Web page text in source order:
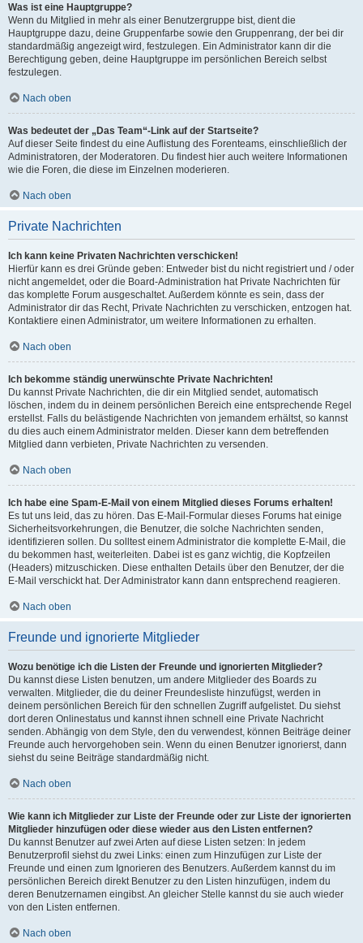
Was ist eine Hauptgruppe?
Wenn du Mitglied in mehr als einer Benutzergruppe bist, dient die
Hauptgruppe dazu, deine Gruppenfarbe sowie den Gruppenrang, der bei dir
standardmäßig angezeigt wird, festzulegen. Ein Administrator kann dir die
Berechtigung geben, deine Hauptgruppe im persönlichen Bereich selbst
festzulegen.
Nach oben
Was bedeutet der „Das Team“-Link auf der Startseite?
Auf dieser Seite findest du eine Auflistung des Forenteams, einschließlich der
Administratoren, der Moderatoren. Du findest hier auch weitere Informationen
wie die Foren, die diese im Einzelnen moderieren.
Nach oben
Private Nachrichten
Ich kann keine Privaten Nachrichten verschicken!
Hierfür kann es drei Gründe geben: Entweder bist du nicht registriert und / oder
nicht angemeldet, oder die Board-Administration hat Private Nachrichten für
das komplette Forum ausgeschaltet. Außerdem könnte es sein, dass der
Administrator dir das Recht, Private Nachrichten zu verschicken, entzogen hat.
Kontaktiere einen Administrator, um weitere Informationen zu erhalten.
Nach oben
Ich bekomme ständig unerwünschte Private Nachrichten!
Du kannst Private Nachrichten, die dir ein Mitglied sendet, automatisch
löschen, indem du in deinem persönlichen Bereich eine entsprechende Regel
erstellst. Falls du belästigende Nachrichten von jemandem erhältst, so kannst
du dies auch einem Administrator melden. Dieser kann dem betreffenden
Mitglied dann verbieten, Private Nachrichten zu versenden.
Nach oben
Ich habe eine Spam-E-Mail von einem Mitglied dieses Forums erhalten!
Es tut uns leid, das zu hören. Das E-Mail-Formular dieses Forums hat einige
Sicherheitsvorkehrungen, die Benutzer, die solche Nachrichten senden,
identifizieren sollen. Du solltest einem Administrator die komplette E-Mail, die
du bekommen hast, weiterleiten. Dabei ist es ganz wichtig, die Kopfzeilen
(Headers) mitzuschicken. Diese enthalten Details über den Benutzer, der die
E-Mail verschickt hat. Der Administrator kann dann entsprechend reagieren.
Nach oben
Freunde und ignorierte Mitglieder
Wozu benötige ich die Listen der Freunde und ignorierten Mitglieder?
Du kannst diese Listen benutzen, um andere Mitglieder des Boards zu
verwalten. Mitglieder, die du deiner Freundesliste hinzufügst, werden in
deinem persönlichen Bereich für den schnellen Zugriff aufgelistet. Du siehst
dort deren Onlinestatus und kannst ihnen schnell eine Private Nachricht
senden. Abhängig von dem Style, den du verwendest, können Beiträge deiner
Freunde auch hervorgehoben sein. Wenn du einen Benutzer ignorierst, dann
siehst du seine Beiträge standardmäßig nicht.
Nach oben
Wie kann ich Mitglieder zur Liste der Freunde oder zur Liste der ignorierten
Mitglieder hinzufügen oder diese wieder aus den Listen entfernen?
Du kannst Benutzer auf zwei Arten auf diese Listen setzen: In jedem
Benutzerprofil siehst du zwei Links: einen zum Hinzufügen zur Liste der
Freunde und einen zum Ignorieren des Benutzers. Außerdem kannst du im
persönlichen Bereich direkt Benutzer zu den Listen hinzufügen, indem du
deren Benutzernamen eingibst. An gleicher Stelle kannst du sie auch wieder
von den Listen entfernen.
Nach oben